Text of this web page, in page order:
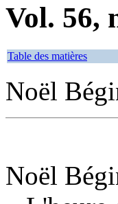
Vol. 56,
Table des matières
Noël
Noël